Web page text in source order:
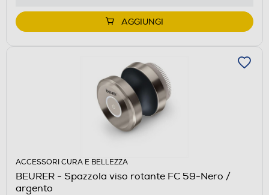
AGGIUNGI
ACCESSORI CURA E BELLEZZA
BEURER - Spazzola viso rotante FC 59-Nero /
argento